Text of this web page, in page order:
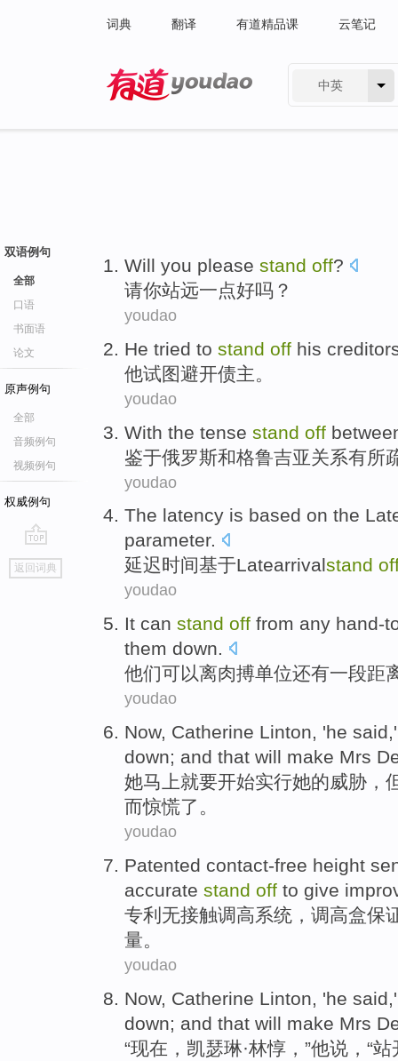
词典 翻译 有道精品课 云笔记
中英
双语例句
全部
口语
书面语
论文
原声例句
全部
音频例句
视频例句
权威例句
go
top
返回词典
Will you please stand off?
请你站远一点好吗？
youdao
He tried to stand off his
他试图避开债主。
youdao
With the tense stand off
鉴于俄罗斯和格鲁吉亚关系有所
youdao
The latency is based on the
parameter.
延迟时间基于Latearrivalstand
youdao
It can stand off from any hand-
them down.
他们可以离肉搏单位还有一段距
youdao
Now, Catherine Linton, 'he
down; and that will make Mrs
她马上就要开始实行她的威胁，
而惊慌了。
youdao
Patented contact-free height
accurate stand off to give
专利 无接触调高系统，调高盒保
量。
youdao
Now, Catherine Linton , 'he said
down; and that will make Mrs
“现在 ， 凯瑟琳·林惇 ，”他说 ，“站